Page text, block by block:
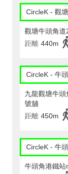
CircleK - 觀
觀塘牛頭角
距離 440m
CircleK - 牛
九龍觀塘牛
號舖
距離 450m
CircleK - 牛
牛頭角港鐵站